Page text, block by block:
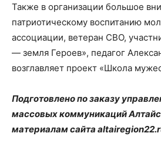
Также в организации большое
патриотическому воспитанию
ассоциации, ветеран СВО,
— земля Героев», педагог
возглавляет проект «Школа
Подготовлено по заказу
массовых коммуникаций
материалам сайта